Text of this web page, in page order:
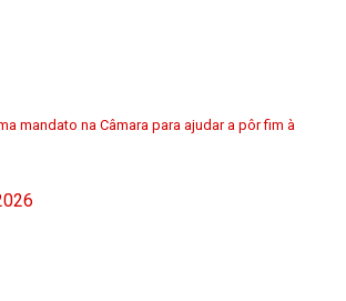
mandato na Câmara para ajudar a pôr fim à